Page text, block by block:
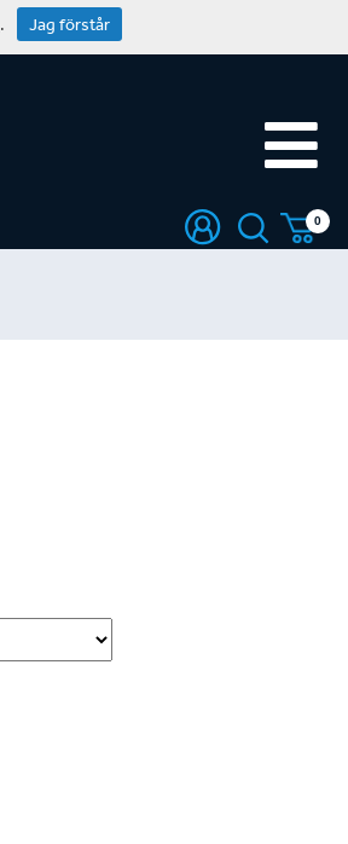
0
. Jag förstår